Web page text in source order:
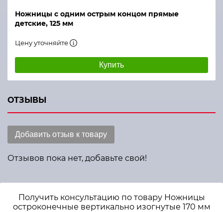
Ножницы с одним острым концом прямые
детские, 125 мм
Цену уточняйте
Купить
ОТЗЫВЫ
Добавить отзыв к товару
Отзывов пока нет, добавьте свой!
Получить консультацию по товару Ножницы
остроконечные вертикально изогнутые 170 мм